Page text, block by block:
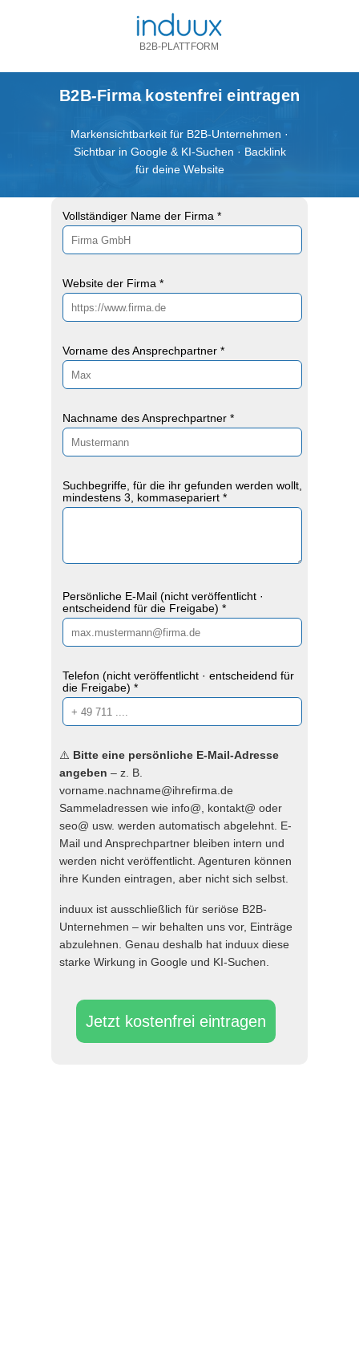
B2B-Firma kostenfrei eintragen
B2B-PLATTFORM
Vollständiger Name der Firma *
Website der Firma *
Vorname des Ansprechpartner *
Nachname des Ansprechpartner *
Suchbegriffe, für die ihr gefunden werden wollt,
mindestens 3, kommasepariert *
Persönliche E-Mail (nicht veröffentlicht ·
entscheidend für die Freigabe) *
Telefon (nicht veröffentlicht · entscheidend für
die Freigabe) *
Jetzt kostenfrei eintragen
⚠️ Bitte eine persönliche E-Mail-Adresse
angeben – z. B.
vorname.nachname@ihrefirma.de
Sammeladressen wie info@, kontakt@ oder
seo@ usw. werden automatisch abgelehnt. E-
Mail und Ansprechpartner bleiben intern und
werden nicht veröffentlicht. Agenturen können
ihre Kunden eintragen, aber nicht sich selbst.
induux ist ausschließlich für seriöse B2B-
Unternehmen – wir behalten uns vor, Einträge
abzulehnen. Genau deshalb hat induux diese
starke Wirkung in Google und KI-Suchen.
Markensichtbarkeit für B2B-Unternehmen ·
Sichtbar in Google & KI-Suchen · Backlink
für deine Website